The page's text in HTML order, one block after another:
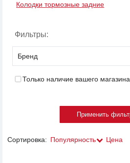
Колодки тормозные задние
Фильтры:
Бренд
Только наличие вашего магазина
Сортировка: Популярность Цена